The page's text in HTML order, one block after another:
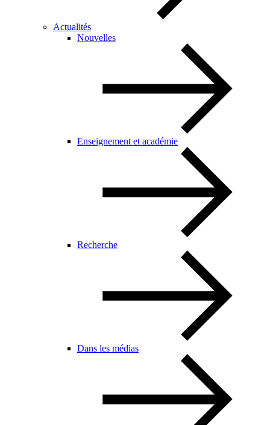
Actualités
Nouvelles
Enseignement et académie
Recherche
Dans les médias